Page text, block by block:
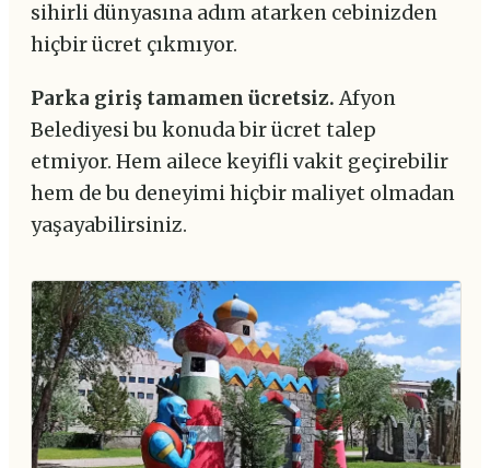
sihirli dünyasına adım atarken cebinizden
hiçbir ücret çıkmıyor.
Parka giriş tamamen ücretsiz.Afyon
Belediyesi bu konuda bir ücret talep
etmiyor. Hem ailece keyifli vakit geçirebilir
hem de bu deneyimi hiçbir maliyet olmadan
yaşayabilirsiniz.